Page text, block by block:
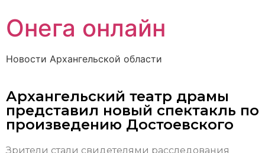
Онега онлайн
Новости Архангельской области
Архангельский театр драмы
представил новый спектакль по
произведению Достоевского
Зрители стали свидетелями расследования